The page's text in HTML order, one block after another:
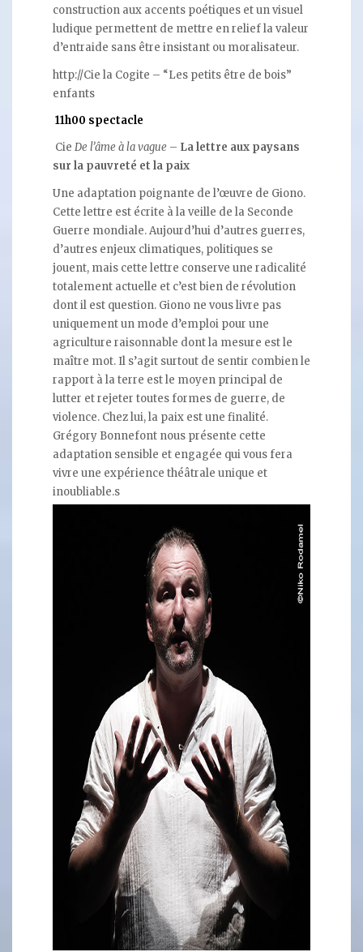
construction aux accents poétiques et un visuel
ludique permettent de mettre en relief la valeur
d’entraide sans être insistant ou moralisateur.
http://Cie la Cogite – “Les petits être de bois”
enfants
11h00 spectacle
Cie De l’âme à la vague – La lettre aux paysans
sur la pauvreté et la paix
Une adaptation poignante de l’œuvre de Giono.
Cette lettre est écrite à la veille de la Seconde
Guerre mondiale. Aujourd’hui d’autres guerres,
d’autres enjeux climatiques, politiques se
jouent, mais cette lettre conserve une radicalité
totalement actuelle et c’est bien de révolution
dont il est question. Giono ne vous livre pas
uniquement un mode d’emploi pour une
agriculture raisonnable dont la mesure est le
maître mot. Il s’agit surtout de sentir combien le
rapport à la terre est le moyen principal de
lutter et rejeter toutes formes de guerre, de
violence. Chez lui, la paix est une finalité.
Grégory Bonnefont nous présente cette
adaptation sensible et engagée qui vous fera
vivre une expérience théâtrale unique et
inoubliable.s